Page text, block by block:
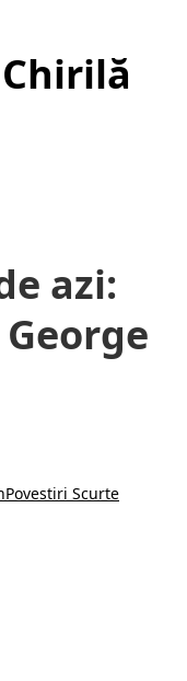
azi:
Povestiri Scurte